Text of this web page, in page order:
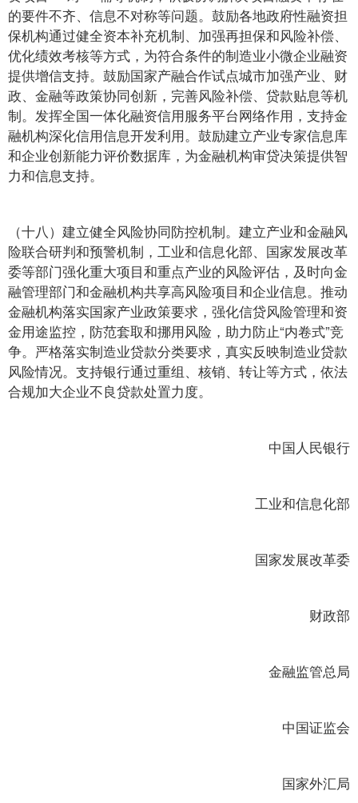
的要件不齐、信息不对称等问题。鼓励各地政府性融资担
保机构通过健全资本补充机制、加强再担保和风险补偿、
优化绩效考核等方式，为符合条件的制造业小微企业融资
提供增信支持。鼓励国家产融合作试点城市加强产业、财
政、金融等政策协同创新，完善风险补偿、贷款贴息等机
制。发挥全国一体化融资信用服务平台网络作用，支持金
融机构深化信用信息开发利用。鼓励建立产业专家信息库
和企业创新能力评价数据库，为金融机构审贷决策提供智
力和信息支持。
（十八）建立健全风险协同防控机制。建立产业和金融风
险联合研判和预警机制，工业和信息化部、国家发展改革
委等部门强化重大项目和重点产业的风险评估，及时向金
融管理部门和金融机构共享高风险项目和企业信息。推动
金融机构落实国家产业政策要求，强化信贷风险管理和资
金用途监控，防范套取和挪用风险，助力防止“内卷式”竞
争。严格落实制造业贷款分类要求，真实反映制造业贷款
风险情况。支持银行通过重组、核销、转让等方式，依法
合规加大企业不良贷款处置力度。
中国人民银行
工业和信息化部
国家发展改革委
财政部
金融监管总局
中国证监会
国家外汇局